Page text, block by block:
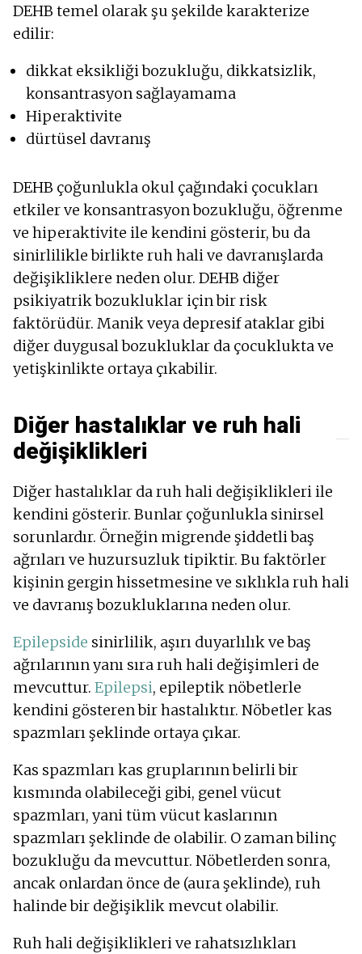
DEHB temel olarak şu şekilde karakterize
edilir:
dikkat eksikliği bozukluğu, dikkatsizlik,
konsantrasyon sağlayamama
Hiperaktivite
dürtüsel davranış
DEHB çoğunlukla okul çağındaki çocukları
etkiler ve konsantrasyon bozukluğu, öğrenme
ve hiperaktivite ile kendini gösterir, bu da
sinirlilikle birlikte ruh hali ve davranışlarda
değişikliklere neden olur. DEHB diğer
psikiyatrik bozukluklar için bir risk
faktörüdür. Manik veya depresif ataklar gibi
diğer duygusal bozukluklar da çocuklukta ve
yetişkinlikte ortaya çıkabilir.
Diğer hastalıklar ve ruh hali
değişiklikleri
Diğer hastalıklar da ruh hali değişiklikleri ile
kendini gösterir. Bunlar çoğunlukla sinirsel
sorunlardır. Örneğin migrende şiddetli baş
ağrıları ve huzursuzluk tipiktir. Bu faktörler
kişinin gergin hissetmesine ve sıklıkla ruh hali
ve davranış bozukluklarına neden olur.
Epilepside sinirlilik, aşırı duyarlılık ve baş
ağrılarının yanı sıra ruh hali değişimleri de
mevcuttur. Epilepsi, epileptik nöbetlerle
kendini gösteren bir hastalıktır. Nöbetler kas
spazmları şeklinde ortaya çıkar.
Kas spazmları kas gruplarının belirli bir
kısmında olabileceği gibi, genel vücut
spazmları, yani tüm vücut kaslarının
spazmları şeklinde de olabilir. O zaman bilinç
bozukluğu da mevcuttur. Nöbetlerden sonra,
ancak onlardan önce de (aura şeklinde), ruh
halinde bir değişiklik mevcut olabilir.
Ruh hali değişiklikleri ve rahatsızlıkları